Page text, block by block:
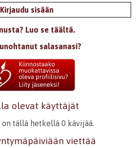
Kirjaudu sisään
Luo se täältä.
salasanasi?
olevat käyttäjät
tällä hetkellä 0 kävijää.
viettää